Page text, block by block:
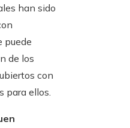
han sido
puede
de los
con
para ellos.